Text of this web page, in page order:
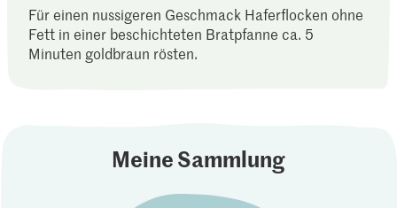
Für einen nussigeren Geschmack Haferflocken ohne
Fett in einer beschichteten Bratpfanne ca. 5
Minuten goldbraun rösten.
Meine Sammlung